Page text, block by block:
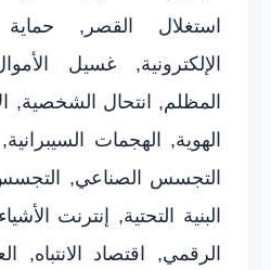
استغلال القصر, حماية
الإلكترونية, غسيل
المظلم, انتحال الشخصية,
الهوية, الهجمات
التجسس الصناعي,
البنية التحتية, إنترنت
الرقمي, اقتصاد الانتباه,